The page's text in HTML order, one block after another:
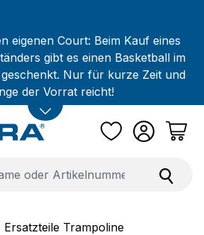
eigenen Court: Beim Kauf eines
gibt es einen Basketball im
Nur für kurze Zeit und
der Vorrat reicht!
Ersatzteile Trampoline